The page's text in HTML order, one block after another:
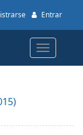
Entrar
Toggle